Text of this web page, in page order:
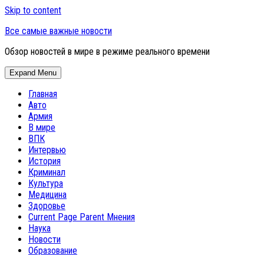
Skip to content
Все самые важные новости
Обзор новостей в мире в режиме реального времени
Expand Menu
Главная
Авто
Армия
В мире
ВПК
Интервью
История
Криминал
Культура
Медицина
Здоровье
Current Page Parent Мнения
Наука
Новости
Образование